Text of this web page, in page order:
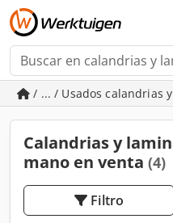
/ ... / Usados calandrias
Calandrias y
mano en venta (4)
Filtro